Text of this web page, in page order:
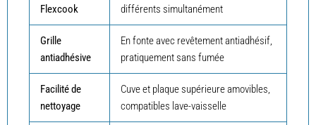
Flexcook
différents simultanément
Grille
antiadhésive
En fonte avec revêtement antiadhésif,
pratiquement sans fumée
Facilité de
nettoyage
Cuve et plaque supérieure amovibles,
compatibles lave-vaisselle